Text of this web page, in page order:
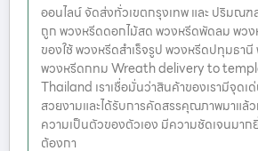
ออนไลน์ จัดส่งทั่วเขตกรุงเทพ และ ปริมณฑ
ถูก พวงหรีดดอกไม้สด พวงหรีดพัดลม พว
ของใช้ พวงหรีดสำเร็จรูป พวงหรีดปทุมธา
พวงหรีดกทม Wreath delivery to
Thailand เราเชื่อมั่นว่าสินค้าของเรามีจุด
สวยงามและได้รับการคัดสรรคุณภาพมาแล้
ความเป็นตัวของตัวเอง มีความชัดเจนมา
ต้องกา